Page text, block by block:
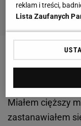
Środkowy
udziału w
się nad
Miałem cięższy
zastanawiałem
reklam i treści,
Lista Zaufanych